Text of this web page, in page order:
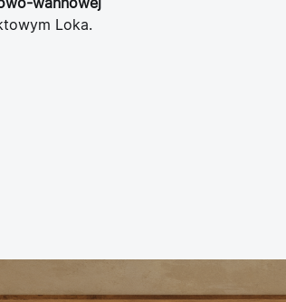
wannowej
Loka.